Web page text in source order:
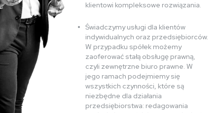
klientowi kompleksowe rozwiązania.
Świadczymy usługi dla klientów
indywidualnych oraz przedsiębiorców.
W przypadku spółek możemy
zaoferować stałą obsługę prawną,
czyli zewnętrzne biuro prawne. W
jego ramach podejmiemy się
wszystkich czynności, które są
niezbędne dla działania
przedsiębiorstwa: redagowania